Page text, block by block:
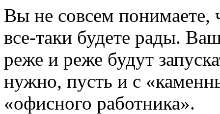
Вы не совсем понимаете,
все-таки будете рады.
реже и реже будут
нужно, пусть и с
«офисного работника».